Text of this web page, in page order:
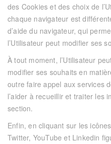
des Cookies et des choix de
chaque navigateur est
d’aide du navigateur, qui
l’Utilisateur peut modifier ses
À tout moment, l’Utilisateur
modifier ses souhaits en
outre faire appel aux services
l’aider à recueillir et traiter les
section.
Enfin, en cliquant sur les
Twitter, YouTube et Linkedin